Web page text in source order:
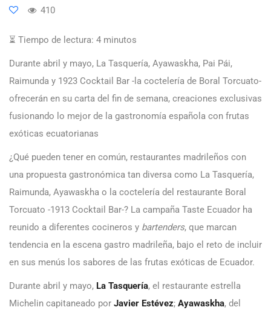
410
⏳ Tiempo de lectura: 4 minutos
Durante abril y mayo, La Tasquería, Ayawaskha, Pai Pái,
Raimunda y 1923 Cocktail Bar -la coctelería de Boral Torcuato-
ofrecerán en su carta del fin de semana, creaciones exclusivas
fusionando lo mejor de la gastronomía española con frutas
exóticas ecuatorianas
¿Qué pueden tener en común, restaurantes madrileños con
una propuesta gastronómica tan diversa como La Tasquería,
Raimunda, Ayawaskha o la coctelería del restaurante Boral
Torcuato -1913 Cocktail Bar-? La campaña Taste Ecuador ha
reunido a diferentes cocineros y bartenders, que marcan
tendencia en la escena gastro madrileña, bajo el reto de incluir
en sus menús los sabores de las frutas exóticas de Ecuador.
Durante abril y mayo, La Tasquería, el restaurante estrella
Michelin capitaneado por Javier Estévez; Ayawaskha, del